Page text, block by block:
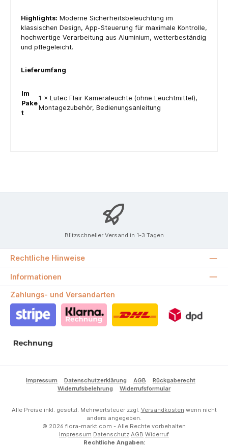
Highlights: Moderne Sicherheitsbeleuchtung im
klassischen Design, App-Steuerung für maximale Kontrolle,
hochwertige Verarbeitung aus Aluminium, wetterbeständig
und pflegeleicht.
Lieferumfang
Im
Pake
t
1 × Lutec Flair Kameraleuchte (ohne Leuchtmittel),
Montagezubehör, Bedienungsanleitung
Blitzschneller Versand in 1-3 Tagen
Rechtliche Hinweise
Informationen
Zahlungs- und Versandarten
Impressum Datenschutzerklärung AGB
Rückgaberecht
Widerrufsbelehrung
Widerrufsformular
Alle Preise inkl. gesetzl. Mehrwertsteuer zzgl. Versandkosten wenn nicht
anders angegeben.
© 2026 flora-markt.com - Alle Rechte vorbehalten
Impressum Datenschutz AGB Widerruf
Rechtliche Angaben: